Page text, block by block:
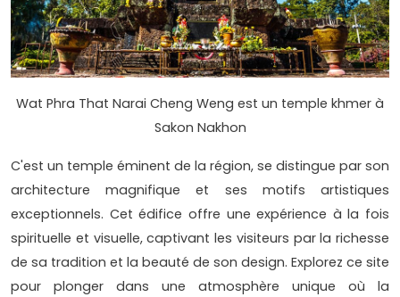
Wat Phra That Narai Cheng Weng est un temple khmer à
Sakon Nakhon
C'est un temple éminent de la région, se distingue par son
architecture magnifique et ses motifs artistiques
exceptionnels. Cet édifice offre une expérience à la fois
spirituelle et visuelle, captivant les visiteurs par la richesse
de sa tradition et la beauté de son design. Explorez ce site
pour plonger dans une atmosphère unique où la